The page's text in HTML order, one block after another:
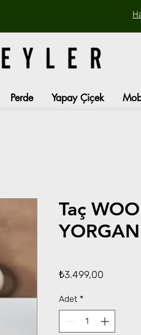
Perde Yapay Çiçek
Taç
₺3.499,00
Adet *